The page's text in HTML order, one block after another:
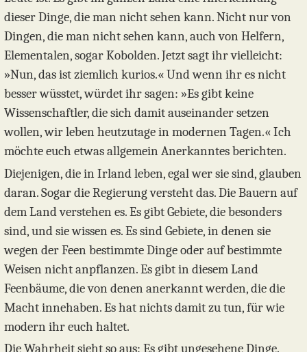
dieser Dinge, die man nicht sehen kann. Nicht nur von
Dingen, die man nicht sehen kann, auch von Helfern,
Elementalen, sogar Kobolden. Jetzt sagt ihr vielleicht:
»Nun, das ist ziemlich kurios.« Und wenn ihr es nicht
besser wüsstet, würdet ihr sagen: »Es gibt keine
Wissenschaftler, die sich damit auseinander setzen
wollen, wir leben heutzutage in modernen Tagen.« Ich
möchte euch etwas allgemein Anerkanntes berichten.
Diejenigen, die in Irland leben, egal wer sie sind, glauben
daran. Sogar die Regierung versteht das. Die Bauern auf
dem Land verstehen es. Es gibt Gebiete, die besonders
sind, und sie wissen es. Es sind Gebiete, in denen sie
wegen der Feen bestimmte Dinge oder auf bestimmte
Weisen nicht anpflanzen. Es gibt in diesem Land
Feenbäume, die von denen anerkannt werden, die die
Macht innehaben. Es hat nichts damit zu tun, für wie
modern ihr euch haltet.
Die Wahrheit sieht so aus: Es gibt ungesehene Dinge.